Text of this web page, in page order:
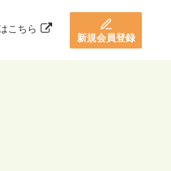
こちら
新規会員登録